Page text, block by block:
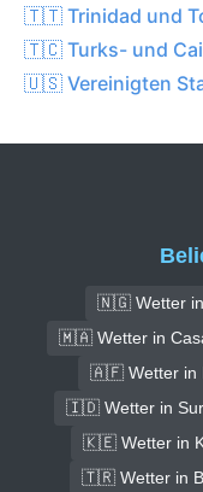
🇹🇹 Trinidad und
🇹🇨 Turks- und
🇺🇸 Vereinigten
🇳🇬 Wetter in
🇲🇦 Wetter in
🇦🇫 Wetter in
🇮🇩 Wetter in
🇰🇪 Wetter in
🇹🇷 Wetter in